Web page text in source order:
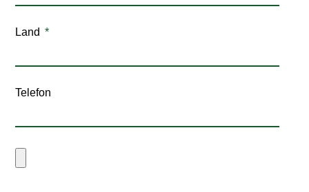
Land
Telefon